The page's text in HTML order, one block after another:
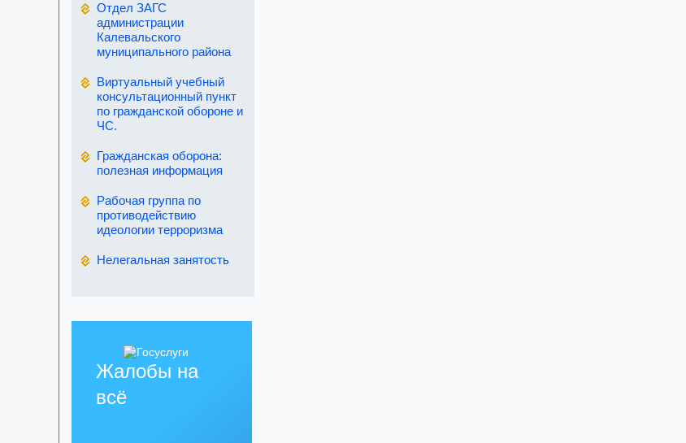
Отдел ЗАГС
администрации
Калевальского
муниципального района
Виртуальный учебный
консультационный пункт
по гражданской обороне и
ЧС.
Гражданская оборона:
полезная информация
Рабочая группа по
противодействию
идеологии терроризма
Нелегальная занятость
Жалобы на
всё